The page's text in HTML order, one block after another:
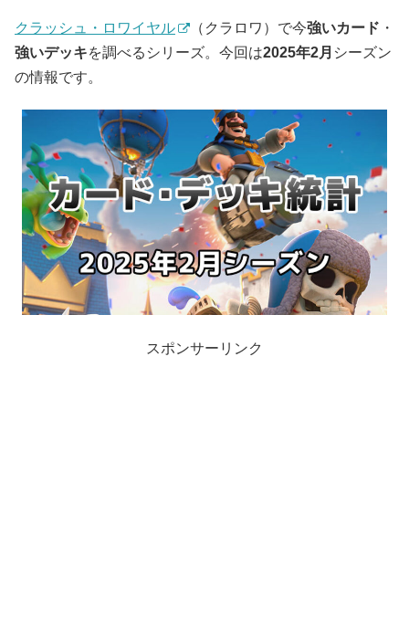
クラッシュ・ロワイヤル （クラロワ）で今強いカード ・
強いデッキを調べるシリーズ。今回は2025年2月 シーズン
の情報です。
スポンサーリンク